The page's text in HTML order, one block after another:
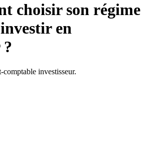
choisir son régime
en
comptable investisseur.